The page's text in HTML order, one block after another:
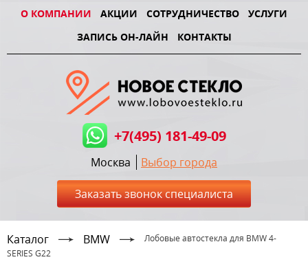
О КОМПАНИИ АКЦИИ СОТРУДНИЧЕСТВО
УСЛУГИ
ЗАПИСЬ ОН-ЛАЙН
КОНТАКТЫ
+7(495) 181-49-09
Москва Выбор города
Заказать звонок специалиста
Каталог BMW
Лобовые автостекла для BMW 4-
SERIES G22